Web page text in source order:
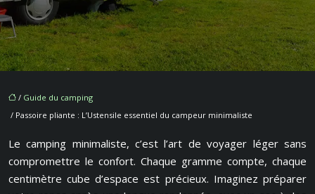
/ Guide du camping
/ Passoire pliante : L’Ustensile essentiel du campeur minimaliste
Le camping minimaliste, c’est l’art de voyager léger sans
compromettre le confort. Chaque gramme compte, chaque
centimètre cube d’espace est précieux. Imaginez préparer